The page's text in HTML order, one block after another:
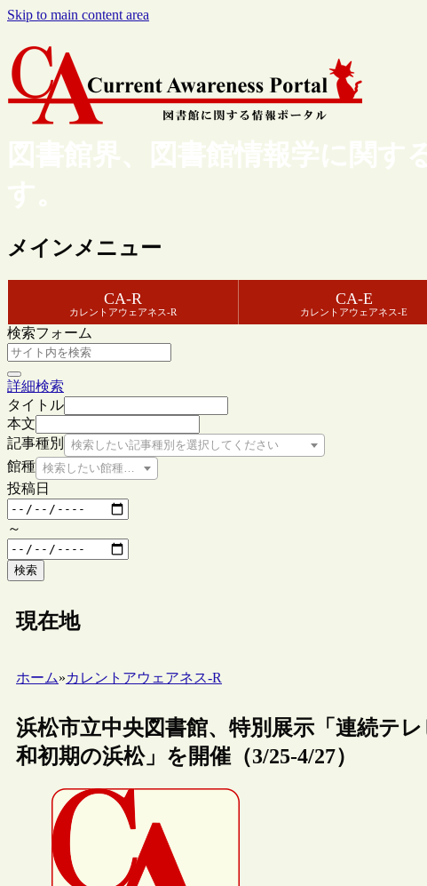
Skip to main content area
図書館界、図書館情報学に関
す。
メインメニュー
CA-R
カレントアウェアネス-R
CA-E
カレントアウェアネス-E
検索フォーム
詳細検索
タイトル
本文
記事種別
検索したい記事種別を選択してください
館種 検索したい館種を選択してください
投稿日
～
検索
現在地
ホーム»カレントアウェアネス-R
浜松市立中央図書館、特別展示「連続テ
和初期の浜松」を開催（3/25-4/27）